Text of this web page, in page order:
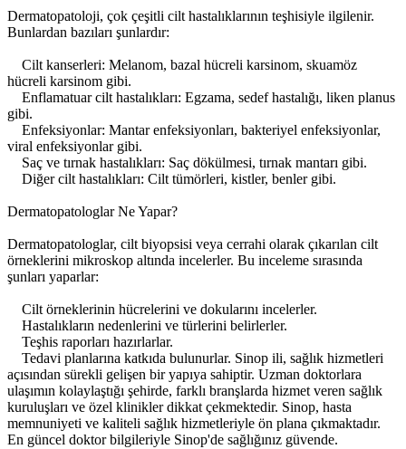
Dermatopatoloji, çok çeşitli cilt hastalıklarının teşhisiyle ilgilenir.
Bunlardan bazıları şunlardır:
Cilt kanserleri: Melanom, bazal hücreli karsinom, skuamöz
hücreli karsinom gibi.
Enflamatuar cilt hastalıkları: Egzama, sedef hastalığı, liken planus
gibi.
Enfeksiyonlar: Mantar enfeksiyonları, bakteriyel enfeksiyonlar,
viral enfeksiyonlar gibi.
Saç ve tırnak hastalıkları: Saç dökülmesi, tırnak mantarı gibi.
Diğer cilt hastalıkları: Cilt tümörleri, kistler, benler gibi.
Dermatopatologlar Ne Yapar?
Dermatopatologlar, cilt biyopsisi veya cerrahi olarak çıkarılan cilt
örneklerini mikroskop altında incelerler. Bu inceleme sırasında
şunları yaparlar:
Cilt örneklerinin hücrelerini ve dokularını incelerler.
Hastalıkların nedenlerini ve türlerini belirlerler.
Teşhis raporları hazırlarlar.
Tedavi planlarına katkıda bulunurlar. Sinop ili, sağlık hizmetleri
açısından sürekli gelişen bir yapıya sahiptir. Uzman doktorlara
ulaşımın kolaylaştığı şehirde, farklı branşlarda hizmet veren sağlık
kuruluşları ve özel klinikler dikkat çekmektedir. Sinop, hasta
memnuniyeti ve kaliteli sağlık hizmetleriyle ön plana çıkmaktadır.
En güncel doktor bilgileriyle Sinop'de sağlığınız güvende.